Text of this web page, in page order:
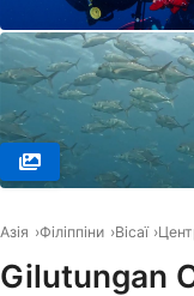
Азія Філіппіни Вісаї
Gilutungan